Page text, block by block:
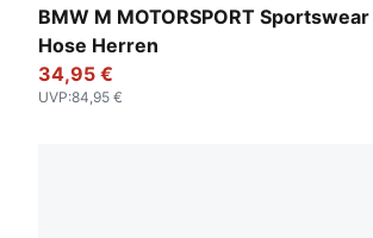
BMW M MOTORSPORT Sportswear
Hose Herren
Puma Black
34,95 €
UVP:84,95 €